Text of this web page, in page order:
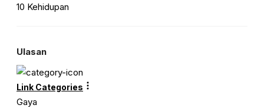
10 Kehidupan
Ulasan
Link Categories
Gaya